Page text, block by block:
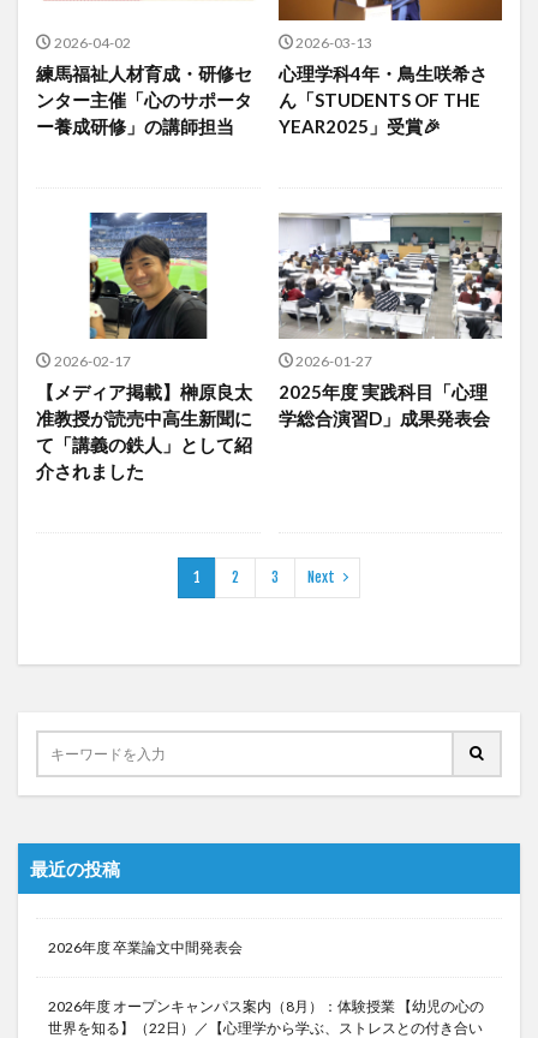
2026-04-02
練馬福祉人材育成・研修セ
ンター主催「心のサポータ
ー養成研修」の講師担当
2026-03-13
心理学科4年・鳥生咲希さ
ん「STUDENTS OF THE
YEAR2025」受賞🎉
2026-02-17
【メディア掲載】榊原良太
准教授が読売中高生新聞に
て「講義の鉄人」として紹
介されました
2026-01-27
2025年度 実践科目「心理
学総合演習D」成果発表会
1 2 3 Next
最近の投稿
2026年度 卒業論文中間発表会
2026年度 オープンキャンパス案内（8月）：体験授業 【幼児の心の
世界を知る】（22日）／【心理学から学ぶ、ストレスとの付き合い